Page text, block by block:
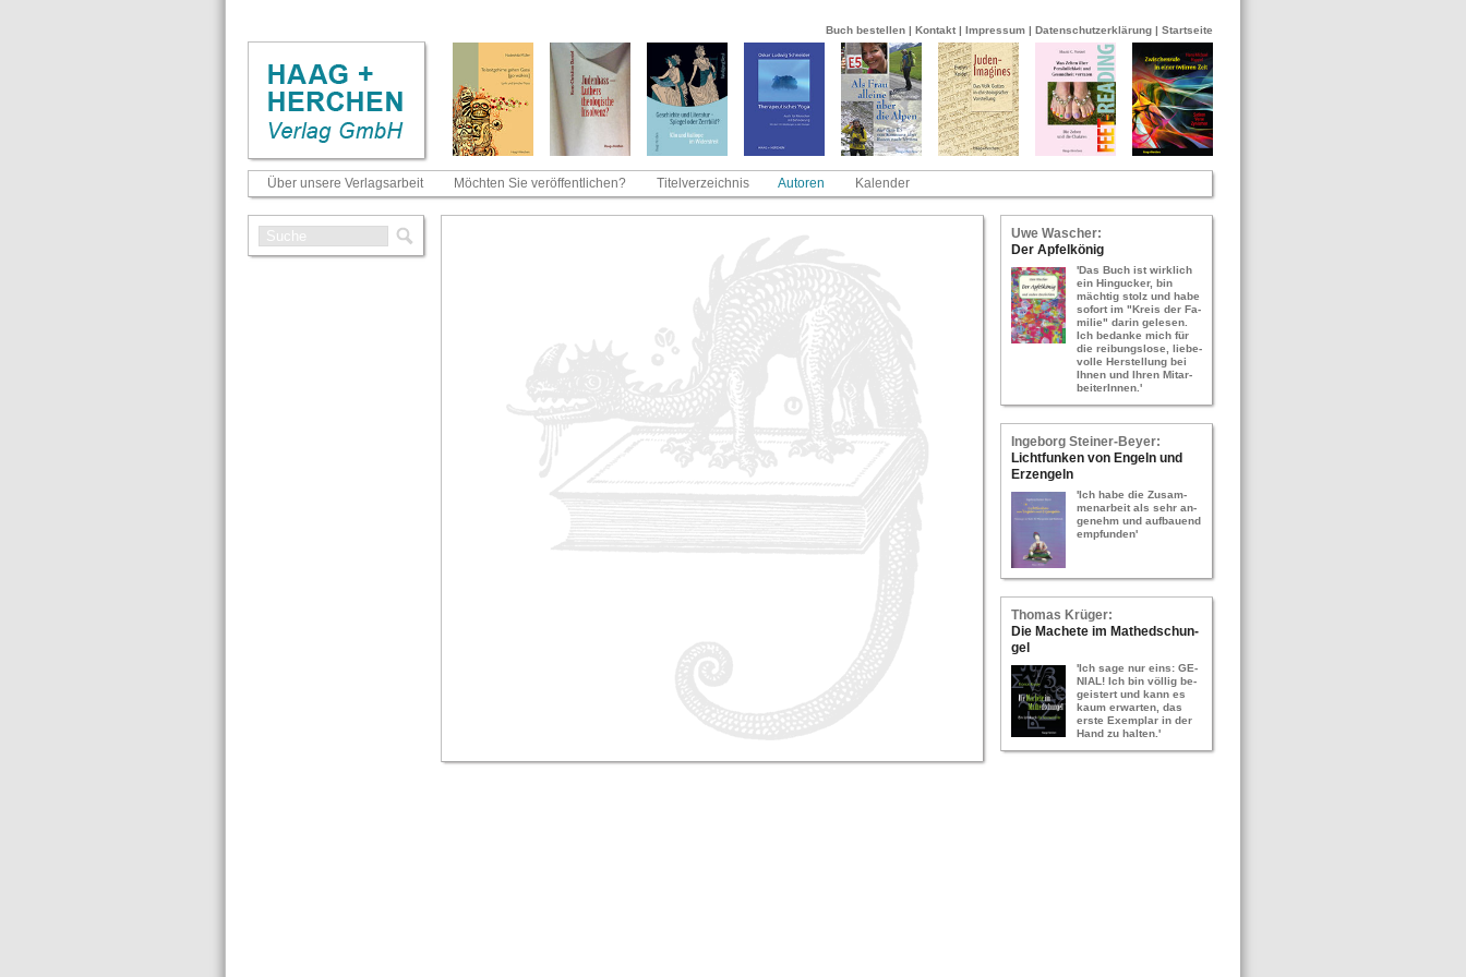
Buch bestellen | Kontakt | Impressum | Datenschutzerklärung | Startseite
Über unsere Verlagsarbeit Möchten Sie veröffentlichen? Titelverzeichnis Autoren Kalender
Uwe Wa­scher:
Der Ap­fel­kö­nig
'Das Buch ist wirk­lich
ein Hin­gu­cker, bin
mäch­tig stolz und habe
so­fort im "Kreis der Fa­
mi­lie" darin ge­le­sen.
Ich be­dan­ke mich für
die rei­bungs­lo­se, lie­be­
vol­le Her­stel­lung bei
Ihnen und Ihren Mit­ar­
bei­te­rIn­nen.'
In­ge­borg Stei­ner-​Bey­er:
Licht­fun­ken von En­geln und
Erz­en­geln
'Ich habe die Zu­sam­
men­ar­beit als sehr an­
ge­nehm und auf­bau­end
emp­fun­den'
Tho­mas Krü­ger:
Die Ma­che­te im Ma­thed­schun­
gel
'Ich sage nur eins: GE­
NI­AL! Ich bin völ­lig be­
geis­tert und kann es
kaum er­war­ten, das
erste Ex­em­plar in der
Hand zu hal­ten.'